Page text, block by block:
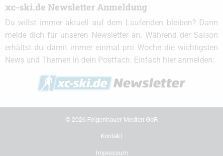
xc-ski.de Newsletter Anmeldung
Du willst immer aktuell auf dem Laufenden bleiben? Dann
melde dich für unseren Newsletter an. Während der Saison
erhältst du damit immer einmal pro Woche die wichtigsten
News und Themen in dein Postfach. Einfach hier anmelden:
© 2026 Felgenhauer Medien GbR
Kontakt
Impressum